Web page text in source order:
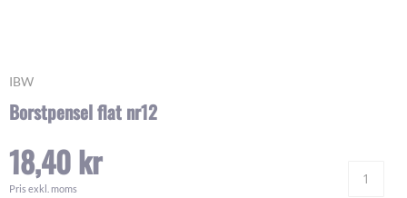
IBW
Borstpensel flat nr12
18,40 kr
Pris exkl. moms
Skip
the
of
the
images